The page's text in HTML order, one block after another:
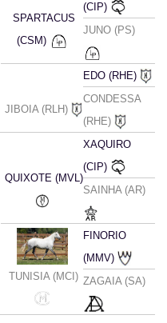
SPARTACUS
(CSM)
(CIP)
JUNO (PS)
JIBOIA (RLH)
EDO (RHE)
CONDESSA
(RHE)
QUIXOTE (MVL)
XAQUIRO
(CIP)
SAINHA (AR)
TUNISIA (MCI)
FINORIO
(MMV)
ZAGAIA (SA)